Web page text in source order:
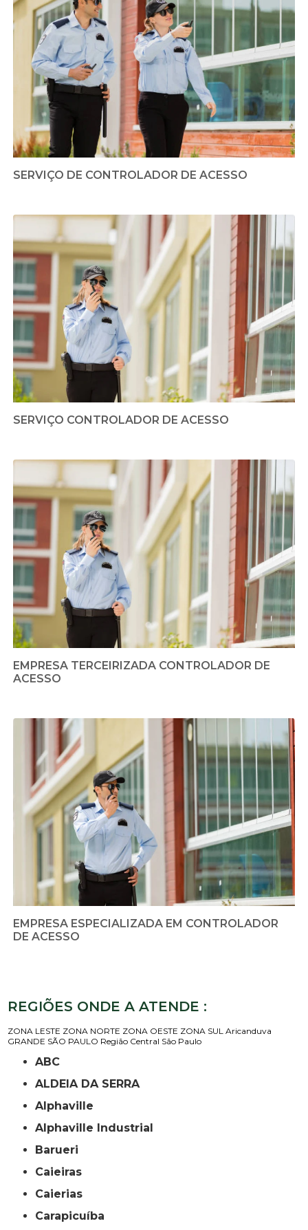
SERVIÇO DE CONTROLADOR DE ACESSO
SERVIÇO CONTROLADOR DE ACESSO
EMPRESA TERCEIRIZADA CONTROLADOR DE
ACESSO
EMPRESA ESPECIALIZADA EM CONTROLADOR
DE ACESSO
REGIÕES ONDE A ATENDE :
ZONA LESTE ZONA NORTE ZONA OESTE ZONA SUL Aricanduva
GRANDE SÃO PAULO Região Central São Paulo
ABC
ALDEIA DA SERRA
Alphaville
Alphaville Industrial
Barueri
Caieiras
Caierias
Carapicuíba